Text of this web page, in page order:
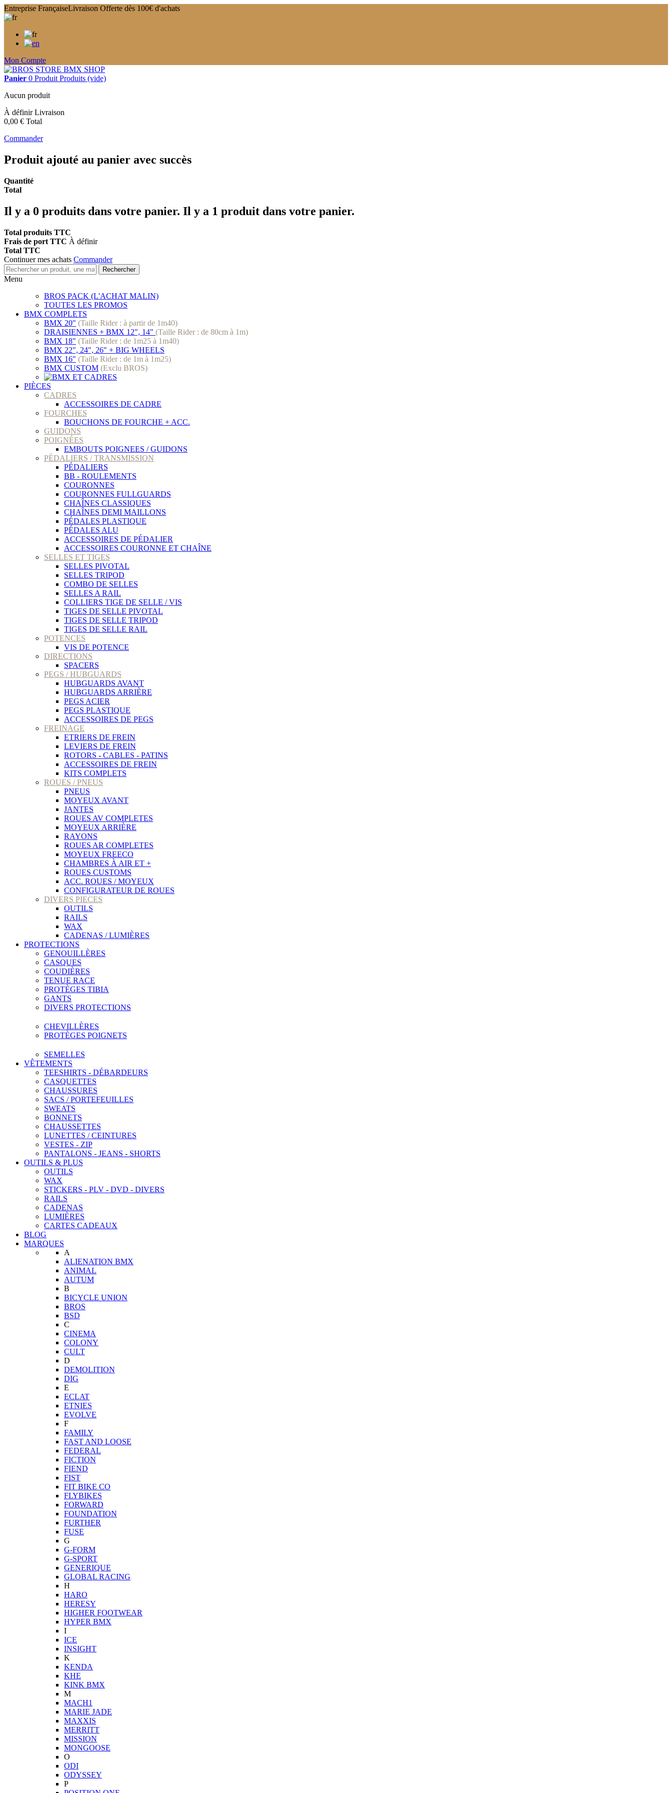
Entreprise FrançaiseLivraison Offerte dès 100€ d'achats
Mon Compte
Panier 0 Produit Produits (vide)
Aucun produit
À définirLivraison
0,00 € Total
Commander
Produit ajouté au panier avec succès
Quantité
Total
Il y a 0 produits dans votre panier. Il y a 1 produit dans votre panier.
Total produits TTC
Frais de port TTC À définir
Total TTC
Continuer mes achats Commander
Rechercher
Menu
BROS PACK (L'ACHAT MALIN)
TOUTES LES PROMOS
BMX COMPLETS
BMX 20" (Taille Rider : à partir de 1m40)
DRAISIENNES + BMX 12", 14" (Taille Rider : de 80cm à 1m)
BMX 18" (Taille Rider : de 1m25 à 1m40)
BMX 22", 24", 26" + BIG WHEELS
BMX 16" (Taille Rider : de 1m à 1m25)
BMX CUSTOM (Exclu BROS)
PIÈCES
CADRES
ACCESSOIRES DE CADRE
FOURCHES
BOUCHONS DE FOURCHE + ACC.
GUIDONS
POIGNÉES
EMBOUTS POIGNEES / GUIDONS
PÉDALIERS / TRANSMISSION
PÉDALIERS
BB - ROULEMENTS
COURONNES
COURONNES FULLGUARDS
CHAÎNES CLASSIQUES
CHAÎNES DEMI MAILLONS
PÉDALES PLASTIQUE
PÉDALES ALU
ACCESSOIRES DE PÉDALIER
ACCESSOIRES COURONNE ET CHAÎNE
SELLES ET TIGES
SELLES PIVOTAL
SELLES TRIPOD
COMBO DE SELLES
SELLES A RAIL
COLLIERS TIGE DE SELLE / VIS
TIGES DE SELLE PIVOTAL
TIGES DE SELLE TRIPOD
TIGES DE SELLE RAIL
POTENCES
VIS DE POTENCE
DIRECTIONS
SPACERS
PEGS / HUBGUARDS
HUBGUARDS AVANT
HUBGUARDS ARRIÈRE
PEGS ACIER
PEGS PLASTIQUE
ACCESSOIRES DE PEGS
FREINAGE
ETRIERS DE FREIN
LEVIERS DE FREIN
ROTORS - CABLES - PATINS
ACCESSOIRES DE FREIN
KITS COMPLETS
ROUES / PNEUS
PNEUS
MOYEUX AVANT
JANTES
ROUES AV COMPLETES
MOYEUX ARRIÈRE
RAYONS
ROUES AR COMPLETES
MOYEUX FREECO
CHAMBRES À AIR ET +
ROUES CUSTOMS
ACC. ROUES / MOYEUX
CONFIGURATEUR DE ROUES
DIVERS PIECES
OUTILS
RAILS
WAX
CADENAS / LUMIÈRES
PROTECTIONS
GENOUILLÈRES
CASQUES
COUDIÈRES
TENUE RACE
PROTÈGES TIBIA
GANTS
DIVERS PROTECTIONS
CHEVILLÈRES
PROTÈGES POIGNETS
SEMELLES
VÊTEMENTS
TEESHIRTS - DÉBARDEURS
CASQUETTES
CHAUSSURES
SACS / PORTEFEUILLES
SWEATS
BONNETS
CHAUSSETTES
LUNETTES / CEINTURES
VESTES - ZIP
PANTALONS - JEANS - SHORTS
OUTILS & PLUS
OUTILS
WAX
STICKERS - PLV - DVD - DIVERS
RAILS
CADENAS
LUMIÈRES
CARTES CADEAUX
BLOG
MARQUES
A
ALIENATION BMX
ANIMAL
AUTUM
B
BICYCLE UNION
BROS
BSD
C
CINEMA
COLONY
CULT
D
DEMOLITION
DIG
E
ECLAT
ETNIES
EVOLVE
F
FAMILY
FAST AND LOOSE
FEDERAL
FICTION
FIEND
FIST
FIT BIKE CO
FLYBIKES
FORWARD
FOUNDATION
FURTHER
FUSE
G
G-FORM
G-SPORT
GENERIQUE
GLOBAL RACING
H
HARO
HERESY
HIGHER FOOTWEAR
HYPER BMX
I
ICE
INSIGHT
K
KENDA
KHE
KINK BMX
M
MACH1
MARIE JADE
MAXXIS
MERRITT
MISSION
MONGOOSE
O
ODI
ODYSSEY
P